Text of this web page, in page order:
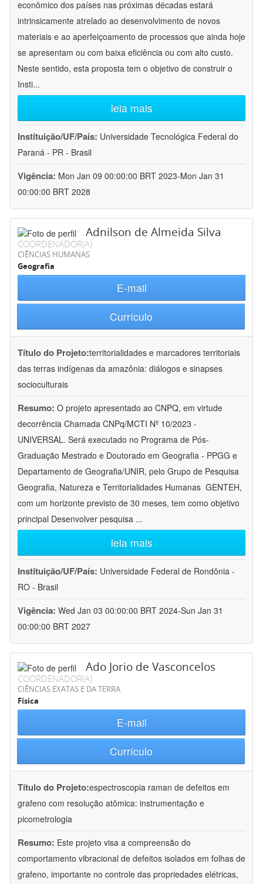
econômico dos países nas próximas décadas estará
intrinsicamente atrelado ao desenvolvimento de novos
materiais e ao aperfeiçoamento de processos que ainda hoje
se apresentam ou com baixa eficiência ou com alto custo.
Neste sentido, esta proposta tem o objetivo de construir o
Insti...
leia mais
Instituição/UF/País: Universidade Tecnológica Federal do
Paraná - PR - Brasil
Vigência: Mon Jan 09 00:00:00 BRT 2023-Mon Jan 31
00:00:00 BRT 2028
Adnilson de Almeida Silva
COORDENADOR(A)
CIÊNCIAS HUMANAS
Geografia
E-mail
Currículo
Título do Projeto:territorialidades e marcadores territoriais
das terras indígenas da amazônia: diálogos e sinapses
socioculturais
Resumo: O projeto apresentado ao CNPQ, em virtude
decorrência Chamada CNPq/MCTI Nº 10/2023 -
UNIVERSAL. Será executado no Programa de Pós-
Graduação Mestrado e Doutorado em Geografia - PPGG e
Departamento de Geografia/UNIR, pelo Grupo de Pesquisa
Geografia, Natureza e Territorialidades Humanas  GENTEH,
com um horizonte previsto de 30 meses, tem como objetivo
principal Desenvolver pesquisa ...
leia mais
Instituição/UF/País: Universidade Federal de Rondônia -
RO - Brasil
Vigência: Wed Jan 03 00:00:00 BRT 2024-Sun Jan 31
00:00:00 BRT 2027
Ado Jorio de Vasconcelos
COORDENADOR(A)
CIÊNCIAS EXATAS E DA TERRA
Física
E-mail
Currículo
Título do Projeto:espectroscopia raman de defeitos em
grafeno com resolução atômica: instrumentação e
picometrologia
Resumo: Este projeto visa a compreensão do
comportamento vibracional de defeitos isolados em folhas de
grafeno, importante no controle das propriedades elétricas,